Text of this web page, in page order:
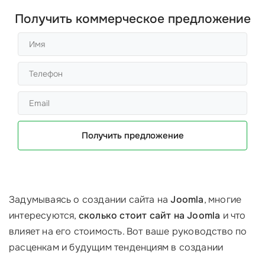
Получить коммерческое предложение
Получить предложение
Задумываясь о создании сайта наJoomla, многие
интересуются, сколько стоит сайт на Joomla и что
влияет на его стоимость. Вот ваше руководство по
расценкам и будущим тенденциям в создании